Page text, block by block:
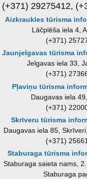
(+371) 29275412,
Aizkraukles tūrisma
Lāčplēša iela 4,
(+371)
Jaunjelgavas tūrisma
Jelgavas iela 33,
(+371)
Pļaviņu tūrisma
Daugavas iela
(+371)
Skrīveru tūrisma
Daugavas iela 85,
(+371)
Staburaga tūrisma
Staburaga saieta nams,
Staburaga